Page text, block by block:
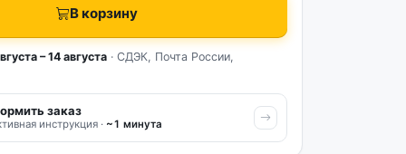
В корзину
– 14 августа· СДЭК, Почта России,
заказ
инструкция · ~1 минута